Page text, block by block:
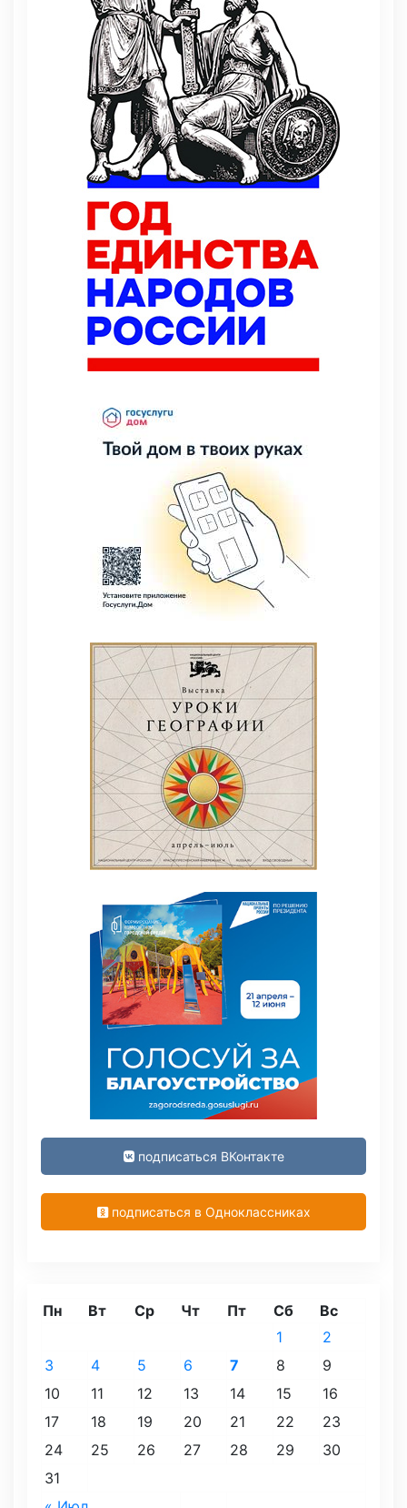
подписаться ВКонтакте
подписаться в Одноклассниках
Пн Вт Ср Чт Пт Сб Вс
1
2
3
4 5 6 7 8
9
10
11 12 13 14 15
16
17
18 19 20 21 22
23
24
25 26 27 28 29
30
31